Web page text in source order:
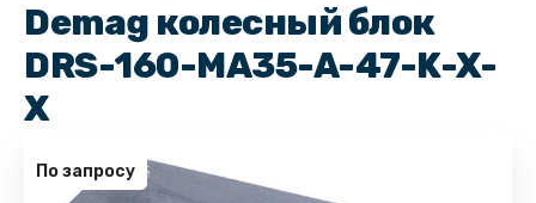
Demag колесный блок
DRS-160-MA35-A-47-K-X-
X
По запросу